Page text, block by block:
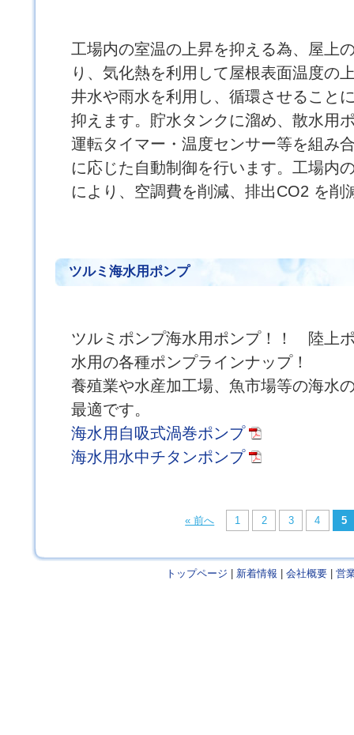
工場内の室温の上昇を抑える為、屋上
り、気化熱を利用して屋根表面温度の
井水や雨水を利用し、循環させること
抑えます。貯水タンクに溜め、散水用
運転タイマー・温度センサー等を組み
に応じた自動制御を行います。工場内
により、空調費を削減、排出CO2 を削
ツルミ海水用ポンプ
ツルミポンプ海水用ポンプ！！ 陸上
水用の各種ポンプラインナップ！
養殖業や水産加工場、魚市場等の海水
最適です。
海水用自吸式渦巻ポンプ
海水用水中チタンポンプ
« 前へ 1 2 3 4 5
トップページ 新着情報 会社概要 営